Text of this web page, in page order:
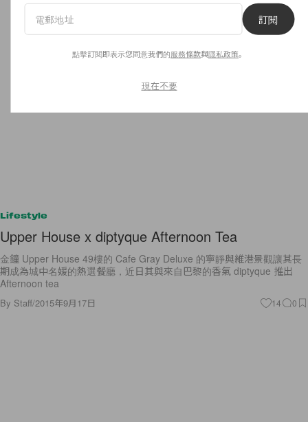
Lifestyle
Upper House x diptyque Afternoon Tea
金鐘 Upper House 49樓的 Cafe Gray Deluxe 的寧靜與維港景觀讓其長
期成為城中名媛的熱選餐廳，近日其與來自巴黎的香氣 diptyque 推出
Afternoon tea
By Staff/2015年9月17日 14 0
訂閱
點擊訂閱即表示您同意我們的服務條款與隱私政策。
現在不要